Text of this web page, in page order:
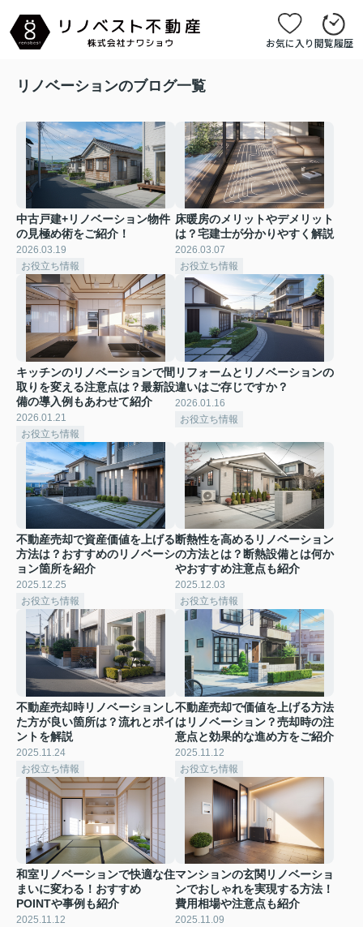
お気に入り閲覧履歴
リノベーションのブログ一覧
中古戸建+リノベーション物件
の見極め術をご紹介！
2026.03.19
お役立ち情報
床暖房のメリットやデメリット
は？宅建士が分かりやすく解説
2026.03.07
お役立ち情報
キッチンのリノベーションで間
取りを変える注意点は？最新設
備の導入例もあわせて紹介
2026.01.21
お役立ち情報
リフォームとリノベーションの
違いはご存じですか？
2026.01.16
お役立ち情報
不動産売却で資産価値を上げる
方法は？おすすめのリノベーシ
ョン箇所を紹介
2025.12.25
お役立ち情報
断熱性を高めるリノベーション
の方法とは？断熱設備とは何か
やおすすめ注意点も紹介
2025.12.03
お役立ち情報
不動産売却時リノベーションし
た方が良い箇所は？流れとポイ
ントを解説
2025.11.24
お役立ち情報
不動産売却で価値を上げる方法
はリノベーション？売却時の注
意点と効果的な進め方をご紹介
2025.11.12
お役立ち情報
和室リノベーションで快適な住
まいに変わる！おすすめ
POINTや事例も紹介
2025.11.12
マンションの玄関リノベーショ
ンでおしゃれを実現する方法！
費用相場や注意点も紹介
2025.11.09